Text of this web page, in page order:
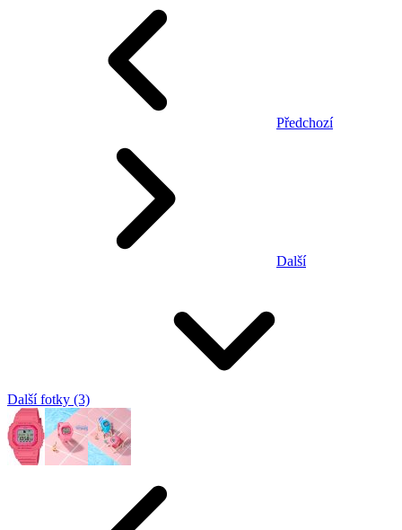
Předchozí
Další
Další fotky (3)